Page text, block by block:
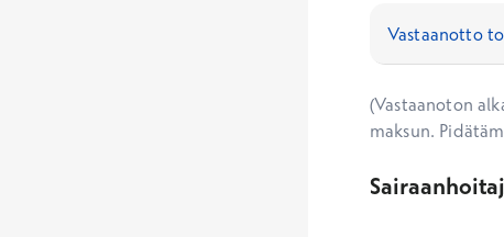
(Vastaanoton
maksun.